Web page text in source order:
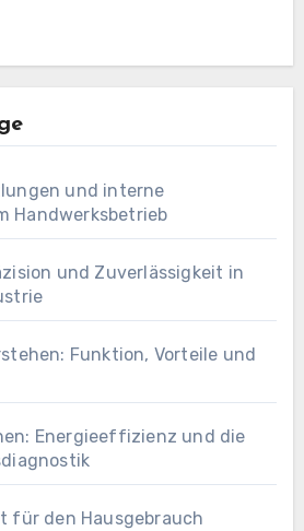
und interne
Handwerksbetrieb
und Zuverlässigkeit in
Funktion, Vorteile und
Energieeffizienz und die
für den Hausgebrauch